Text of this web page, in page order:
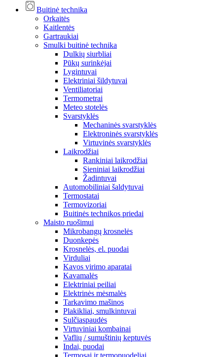
Buitinė technika
Orkaitės
Kaitlentės
Gartraukiai
Smulki buitinė technika
Dulkių siurbliai
Pūkų surinkėjai
Lygintuvai
Elektriniai šildytuvai
Ventiliatoriai
Termometrai
Meteo stotelės
Svarstyklės
Mechaninės svarstyklės
Elektroninės svarstyklės
Virtuvinės svarstyklės
Laikrodžiai
Rankiniai laikrodžiai
Sieniniai laikrodžiai
Žadintuvai
Automobiliniai šaldytuvai
Termostatai
Termovizoriai
Buitinės technikos priedai
Maisto ruošimui
Mikrobangų krosnelės
Duonkepės
Krosnelės, el. puodai
Virduliai
Kavos virimo aparatai
Kavamalės
Elektriniai peiliai
Elektrinės mėsmalės
Tarkavimo mašinos
Plakikliai, smulkintuvai
Sulčiaspaudės
Virtuviniai kombainai
Vaflių / sumuštinių keptuvės
Indai, puodai
Termosai ir termopuodeliai